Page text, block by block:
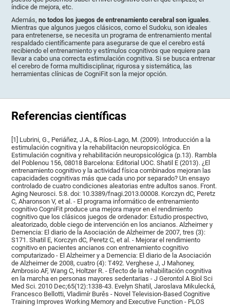
índice de mejora, etc.
Además,no todos los juegos de entrenamiento cerebral son iguales.
Mientras que algunos juegos clásicos, como el Sudoku, son ideales
para entretenerse, se necesita un programa de entrenamiento mental
respaldado científicamente para asegurarse de que el cerebro está
recibiendo el entrenamiento y estímulos cognitivos que requiere para
llevar a cabo una correcta estimulación cognitiva. Si se busca entrenar
el cerebro de forma multidisciplinar, rigurosa y sistemática, las
herramientas clínicas de CogniFit son la mejor opción.
Referencias científicas
[1] Lubrini, G., Periáñez, J.A., & Ríos-Lago, M. (2009). Introducción a la
estimulación cognitiva y la rehabilitación neuropsicológica. En
Estimulación cognitiva y rehabilitación neuropsicológica (p.13). Rambla
del Poblenou 156, 08018 Barcelona: Editorial UOC. Shatil E (2013). ¿El
entrenamiento cognitivo y la actividad física combinados mejoran las
capacidades cognitivas más que cada uno por separado? Un ensayo
controlado de cuatro condiciones aleatorias entre adultos sanos. Front.
Aging Neurosci. 5:8. doi: 10.3389/fnagi.2013.00008. Korczyn dC, Peretz
C, Aharonson V, et al. - El programa informático de entrenamiento
cognitivo CogniFit produce una mejora mayor en el rendimiento
cognitivo que los clásicos juegos de ordenador: Estudio prospectivo,
aleatorizado, doble ciego de intervención en los ancianos. Alzheimer y
Demencia: El diario de la Asociación de Alzheimer de 2007, tres (3):
S171. Shatil E, Korczyn dC, Peretz C, et al. - Mejorar el rendimiento
cognitivo en pacientes ancianos con entrenamiento cognitivo
computarizado - El Alzheimer y a Demencia: El diario de la Asociación
de Alzheimer de 2008, cuatro (4): T492. Verghese J, J Mahoney,
Ambrosio AF, Wang C, Holtzer R. - Efecto de la rehabilitación cognitiva
en la marcha en personas mayores sedentarias - J Gerontol A Biol Sci
Med Sci. 2010 Dec;65(12):1338-43. Evelyn Shatil, Jaroslava Mikulecká,
Francesco Bellotti, Vladimír Burěs - Novel Television-Based Cognitive
Training Improves Working Memory and Executive Function - PLOS